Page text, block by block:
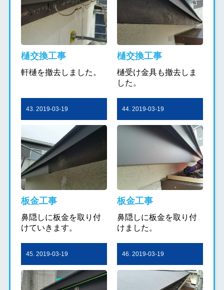
樋交換工事
軒樋を撤去しました。
樋交換工事
樋受け金具も撤去しま
した。
43. 2019-03-19
板金工事
鼻隠しに板金を取り付
けていきます。
44. 2019-03-19
板金工事
鼻隠しに板金を取り付
けました。
45. 2019-03-19 46. 2019-03-19